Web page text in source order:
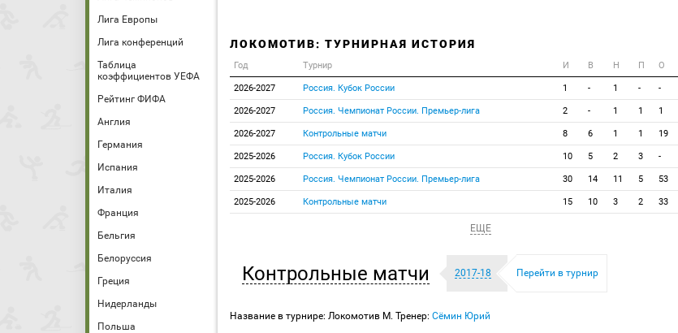
Лига Европы
Лига конференций
Таблица
коэффициентов УЕФА
Рейтинг ФИФА
Англия
Германия
Испания
Италия
Франция
Бельгия
Белоруссия
Греция
Нидерланды
Польша
ЛОКОМОТИВ: ТУРНИРНАЯ ИСТОРИЯ
Год Турнир И В Н П О
2026-2027 Россия. Кубок России 1 - 1 - -
2026-2027 Россия. Чемпионат России. Премьер-лига 2 - 1 1 1
2026-2027 Контрольные матчи 8 6 1 1 19
2025-2026 Россия. Кубок России 10 5 2 3 -
2025-2026 Россия. Чемпионат России. Премьер-лига 30 14 11 5 53
2025-2026 Контрольные матчи 15 10 3 2 33
ЕЩЕ
Контрольные матчи 2017-18 Перейти в турнир
Название в турнире: Локомотив М. Тренер: Сёмин Юрий